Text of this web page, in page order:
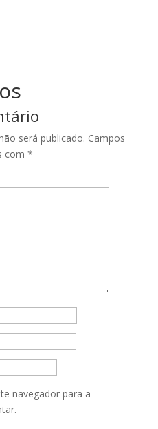
será publicado. Campos
com *
navegador para a